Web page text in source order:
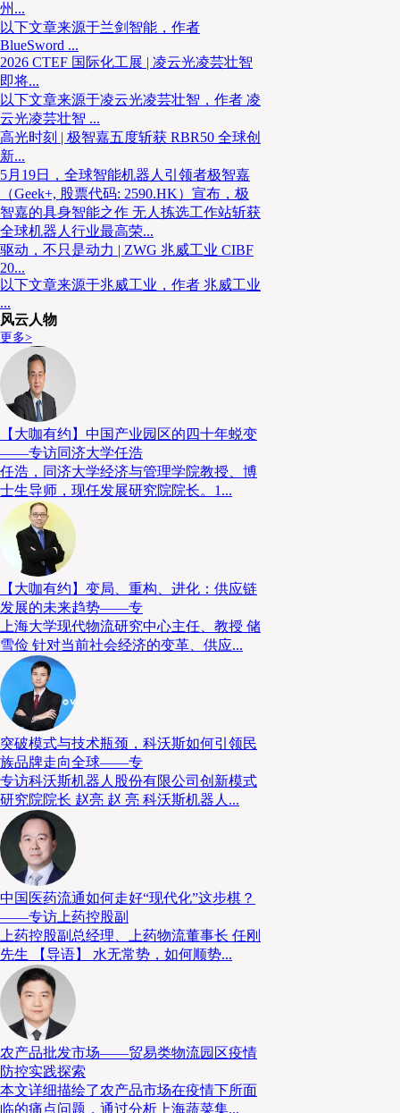
02
数智升级：布局智能仓储的必然选择
王增密对智能仓储的探索由来已久，且坚定看好中
前，中国智能物流已进入“3.0时代”，成熟的技术储备
级提供了坚实支撑。同时，客户对合作伙伴的智能化
沃尔玛等核心客户自身便是智能物流领域的标杆，对
水平有着严格要求，以适配其高效透明的供应链运营体
对哥斯拉供应链而言，智能物流投资更是自身发展的
标准的作业体系，提升现场作业效率与准确率，杜绝
物安全，进一步增强客户信任；同时，上海等地劳动
足的现状，也倒逼企业加快智能物流建设步伐。
智能物流项目定位与投入
为此，哥斯拉供应链投入约5,000万元人民币，启动智
位为“服务国际高端客户的进出口货物智能仓储枢纽”，
升级，实现中高端产品的高效、合规流转，同步响应
供应链高质量发展。
03
携手同行：与中扬立库的深度合作
合作伙伴的选择逻辑
州...
以下文章来源于兰剑智能，作者
BlueSword ...
2026 CTEF 国际化工展 | 凌云光凌芸壮智
即将...
以下文章来源于凌云光凌芸壮智，作者 凌
云光凌芸壮智 ...
高光时刻 | 极智嘉五度斩获 RBR50 全球创
新...
5月19日，全球智能机器人引领者极智嘉
（Geek+, 股票代码: 2590.HK）宣布，极
智嘉的具身智能之作 无人拣选工作站斩获
全球机器人行业最高荣...
驱动，不只是动力 | ZWG 兆威工业 CIBF
20...
以下文章来源于兆威工业，作者 兆威工业
...
风云人物
更多>
【大咖有约】中国产业园区的四十年蜕变
——专访同济大学任浩
任浩，同济大学经济与管理学院教授、博
士生导师，现任发展研究院院长。1...
【大咖有约】变局、重构、进化：供应链
发展的未来趋势——专
上海大学现代物流研究中心主任、教授 储
雪俭 针对当前社会经济的变革、供应...
突破模式与技术瓶颈，科沃斯如何引领民
族品牌走向全球——专
专访科沃斯机器人股份有限公司创新模式
研究院院长 赵亮 赵 亮 科沃斯机器人...
中国医药流通如何走好“现代化”这步棋？
——专访上药控股副
上药控股副总经理、上药物流董事长 任刚
先生 【导语】 水无常势，如何顺势...
农产品批发市场——贸易类物流园区疫情
防控实践探索
本文详细描绘了农产品市场在疫情下所面
临的痛点问题，通过分析上海蔬菜集...